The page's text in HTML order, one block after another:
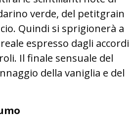
verde, del petitgrain
Quindi si sprigionerà a
espresso dagli accordi
Il finale sensuale del
della vaniglia e del